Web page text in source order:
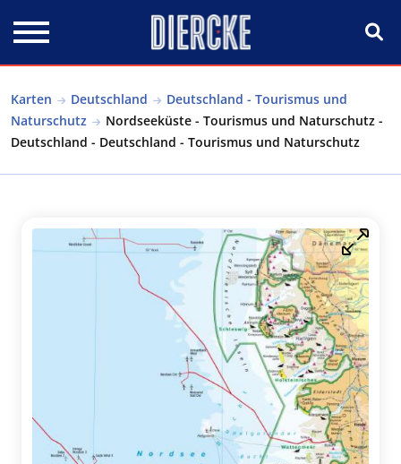
Karten Deutschland
Deutschland - Tourismus und
Naturschutz
Nordseeküste - Tourismus und Naturschutz -
Deutschland - Deutschland - Tourismus und Naturschutz